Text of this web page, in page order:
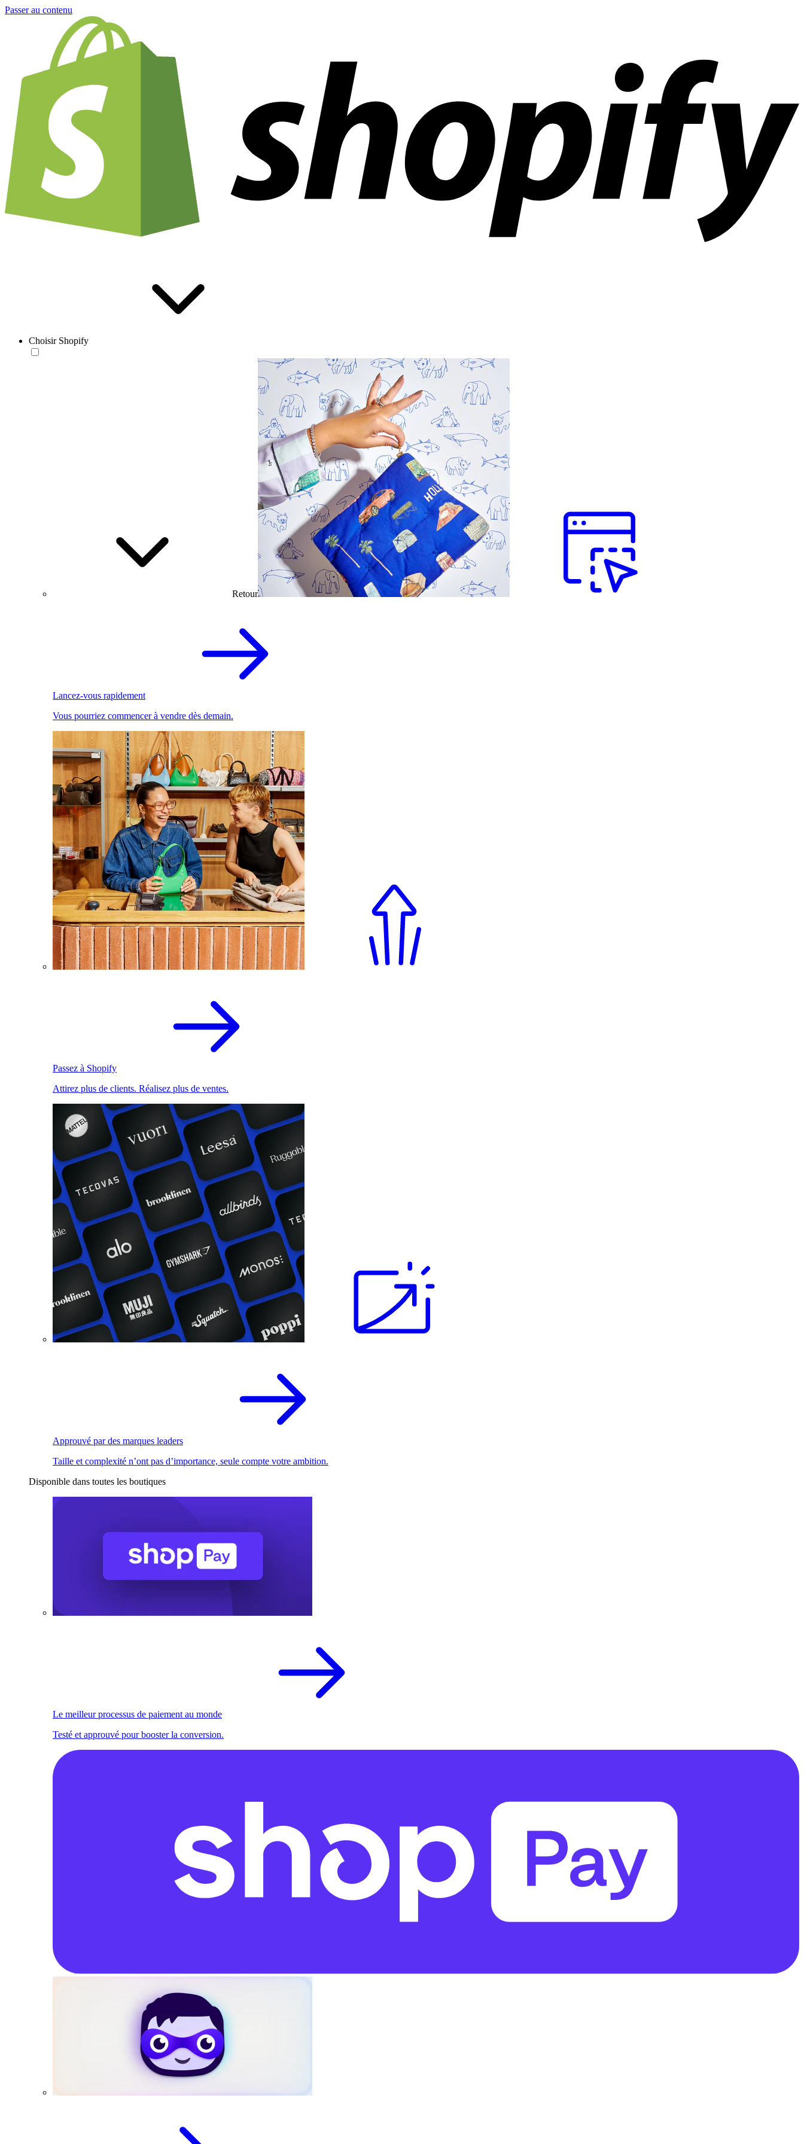
Passer au contenu
Choisir Shopify
Retour
Lancez-vous rapidement
Vous pourriez commencer à vendre dès demain.
Passez à Shopify
Attirez plus de clients. Réalisez plus de ventes.
Approuvé par des marques leaders
Taille et complexité n’ont pas d’importance, seule compte votre ambition.
Disponible dans toutes les boutiques
Le meilleur processus de paiement au monde
Testé et approuvé pour booster la conversion.